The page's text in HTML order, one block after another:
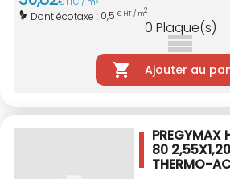
2
Dont écotaxe : 0,5 € HT / m2
0 Plaque(s)
Ajouter au
PREGYMAX
80
THERMO-